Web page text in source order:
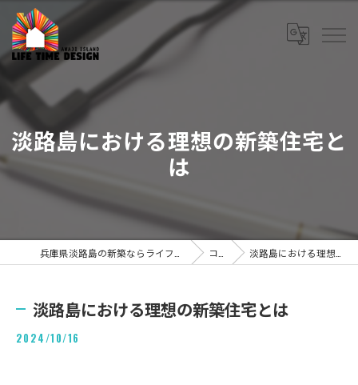
淡路島における理想の新築住宅と
は
コラム 淡路島における理想の新築住宅とは
淡路島における理想の新築住宅とは
2024/10/16